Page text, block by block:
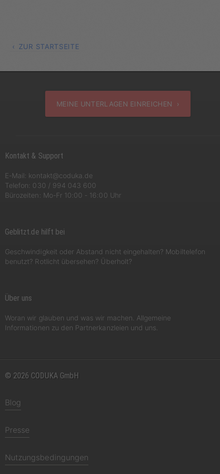
ZUR STARTSEITE
MEINE UNTERLAGEN EINREICHEN ›
Kontakt & Support
E-Mail: kontakt@coduka.de
Telefon: 030 / 994 043 600
Bürozeiten: Mo-Fr 10:00 - 16:00 Uhr
Geblitzt.de hilft bei
Geschwindigkeit oder Abstand nicht eingehalten? Mobiltelefon
benutzt? Rotlicht übersehen? Überholt?
Über uns
Woran wir glauben und was wir machen. Allgemeine
Informationen zu den Partnerkanzleien und uns.
© 2026 CODUKA GmbH
Blog
Presse
Nutzungsbedingungen